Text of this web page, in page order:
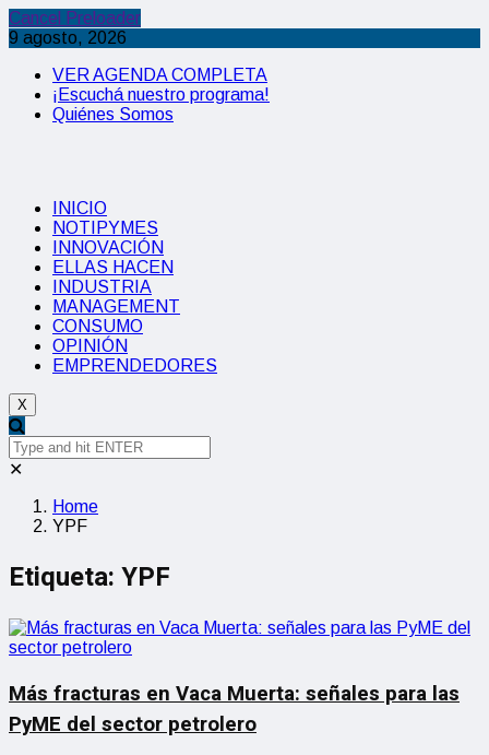
Cancel Preloader
9 agosto, 2026
VER AGENDA COMPLETA
¡Escuchá nuestro programa!
Quiénes Somos
INICIO
NOTIPYMES
INNOVACIÓN
ELLAS HACEN
INDUSTRIA
MANAGEMENT
CONSUMO
OPINIÓN
EMPRENDEDORES
X
✕
Home
YPF
Etiqueta: YPF
Más fracturas en Vaca Muerta: señales para las
PyME del sector petrolero